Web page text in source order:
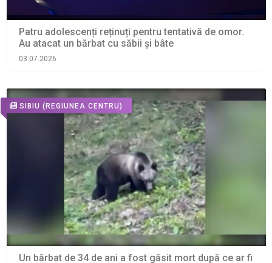
Patru adolescenți reținuți pentru tentativă de omor.
Au atacat un bărbat cu săbii și bâte
03.07.2026
SIBIU (REGIUNEA CENTRU)
Un bărbat de 34 de ani a fost găsit mort după ce ar fi